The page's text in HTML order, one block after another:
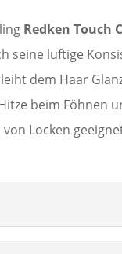
Redken Touch
seine luftige
dem Haar
beim Föhnen
von Locken